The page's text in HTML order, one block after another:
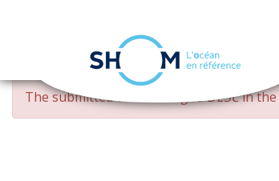
Skip
main
ERROR
MESSAGE
The submitted value changed DESCin the